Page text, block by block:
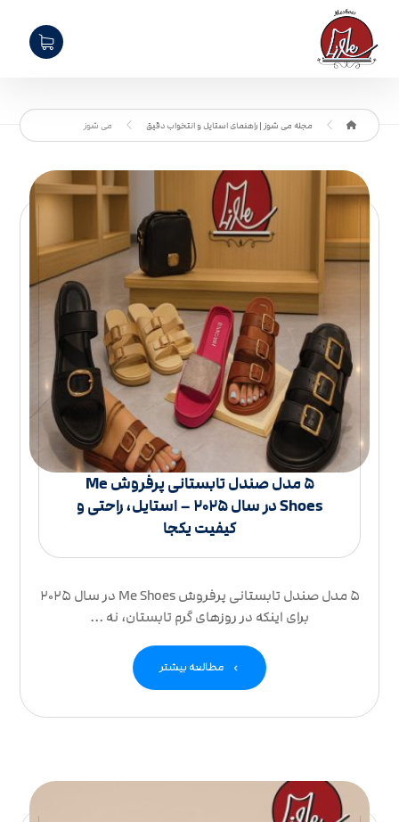
مجله می شوز | راهنمای استایل و انتخواب دقیق می شوز
۵ مدل صندل تابستانی پرفروش Me
Shoes در سال ۲۰۲۵ – استایل، راحتی و
کیفیت یکجا
۵ مدل صندل تابستانی پرفروش Me Shoes در سال ۲۰۲۵
برای اینکه در روزهای گرم تابستان، نه ...
مطالعه بیشتر